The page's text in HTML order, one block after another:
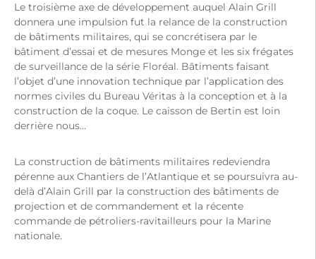
Le troisième axe de développement auquel Alain Grill
donnera une impulsion fut la relance de la construction
de bâtiments militaires, qui se concrétisera par le
bâtiment d’essai et de mesures Monge et les six frégates
de surveillance de la série Floréal. Bâtiments faisant
l’objet d’une innovation technique par l’application des
normes civiles du Bureau Véritas à la conception et à la
construction de la coque. Le caisson de Bertin est loin
derrière nous…
La construction de bâtiments militaires redeviendra
pérenne aux Chantiers de l’Atlantique et se poursuivra au-
delà d’Alain Grill par la construction des bâtiments de
projection et de commandement et la récente
commande de pétroliers-ravitailleurs pour la Marine
nationale.